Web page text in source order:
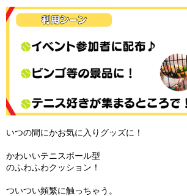
いつの間にかお気に入りグッズに！
かわいいテニスボール型
のふわふわクッション！
ついつい頻繁に触っちゃう。